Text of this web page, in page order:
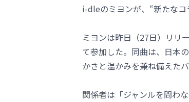
i-dleのミヨンが、“新たなコ
ミヨンは昨日（27日）リリ
て参加した。同曲は、日本
かさと温かみを兼ね備えた
関係者は「ジャンルを問わ